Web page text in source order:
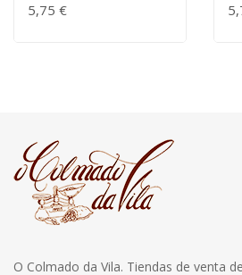
5,75 €
O Colmado da Vila. Tiendas de venta